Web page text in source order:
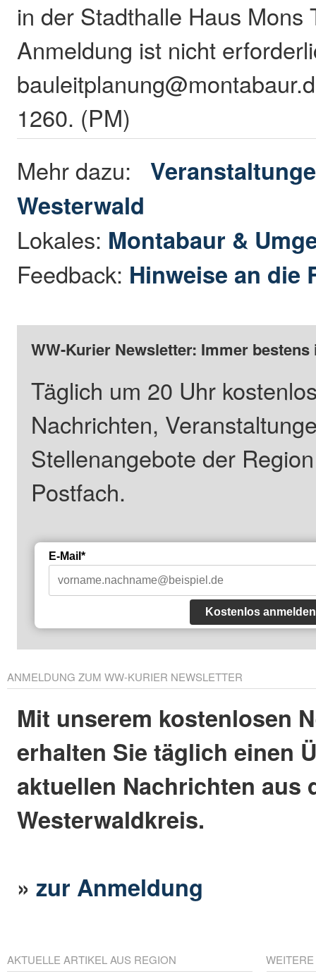
in der Stadthalle Haus Mons
Anmeldung ist nicht
1260. (PM)
Mehr dazu:
Westerwald
Lokales: Montabaur &
Feedback: Hinweise an die
WW-Kurier Newsletter: Immer
Täglich um 20 Uhr
Nachrichten,
Stellenangebote der
Postfach.
E-Mail*
Kostenlos anmelden
ANMELDUNG ZUM WW-KURIER NEWSLETTER
Mit unserem kostenlosen
erhalten Sie täglich einen
aktuellen Nachrichten aus
Westerwaldkreis.
»zur Anmeldung
AKTUELLE ARTIKEL AUS REGION